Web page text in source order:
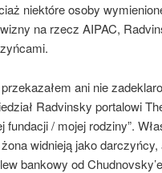
niektóre osoby
na rzecz AIPAC,
przekazałem ani nie
Radvinsky portalowi
fundacji / mojej rodziny”.
widnieją jako
bankowy od